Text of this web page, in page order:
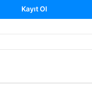
Kayıt Ol